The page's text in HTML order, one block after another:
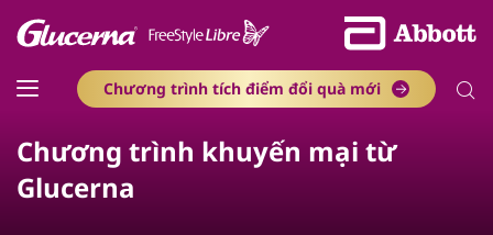
Chương trình tích điểm đổi quà mới
Chương trình khuyến mại từ
Glucerna